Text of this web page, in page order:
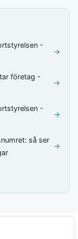
-
→
företag -
→
-
→
så ser
→